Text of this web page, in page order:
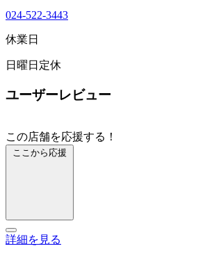
024-522-3443
休業日
日曜日定休
ユーザーレビュー
この店舗を応援する！
ここから応援
詳細を見る